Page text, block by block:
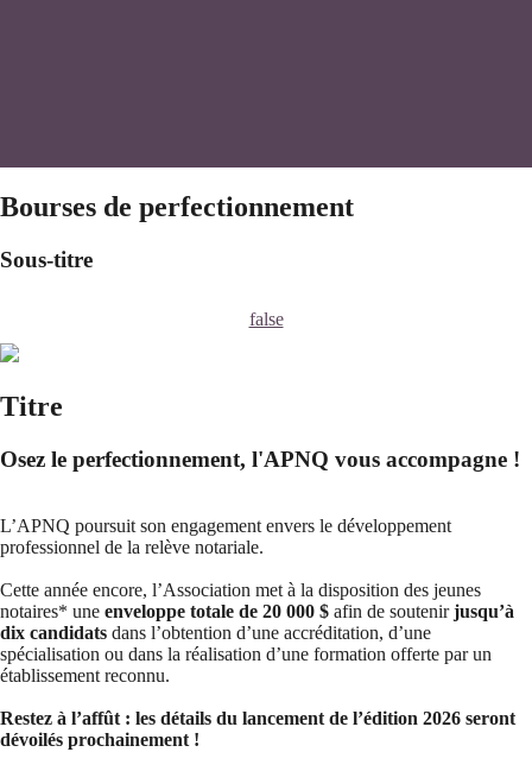
Bourses de perfectionnement
Sous-titre
false
Titre
Osez le perfectionnement, l'APNQ vous accompagne !
L’APNQ poursuit son engagement envers le développement
professionnel de la relève notariale.
Cette année encore, l’Association met à la disposition des jeunes
notaires* une enveloppe totale de 20 000 $ afin de soutenirjusqu’à
dix candidats dans l’obtention d’une accréditation, d’une
spécialisation ou dans la réalisation d’une formation offerte par un
établissement reconnu.
Restez à l’affût : les détails du lancement de l’édition 2026 seront
dévoilés prochainement !